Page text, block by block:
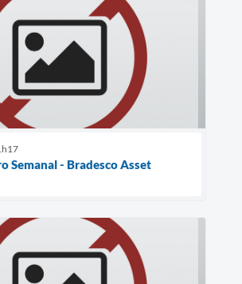
Semanal - Bradesco Asset